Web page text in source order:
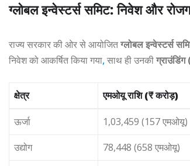
ग्लोबल इन्वेस्टर्स समिट: निवेश और
राज्य सरकार की ओर से आयोजितग्लोबल इन्वेस्टर्स
निवेश को आकर्षित किया गया,साथ ही उनकी
क्षेत्र एमओयू राशि (₹ करोड़)
ऊर्जा 1,03,459 (157 एमओयू)
उद्योग
78,448 (658 एमओयू)